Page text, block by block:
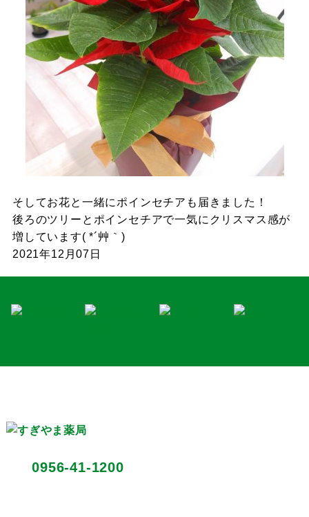
そしてお花と一緒にポインセチアも届きました！
後ろのツリーとポインセチアで一気にクリスマス感が
増しています( *´艸｀)
2021年12月07日
TEL:0956-41-1200